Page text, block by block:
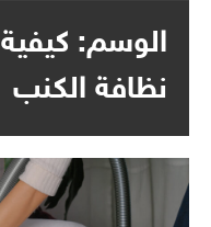
الوسم:
نظافة الكنب